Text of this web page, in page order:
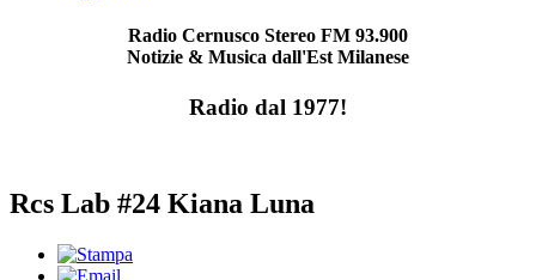
Radio Cernusco Stereo FM 93.900
Notizie & Musica dall'Est Milanese
Radio dal 1977!
Rcs Lab #24 Kiana Luna